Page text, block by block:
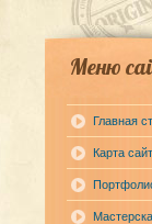
Меню
Главная
Карта